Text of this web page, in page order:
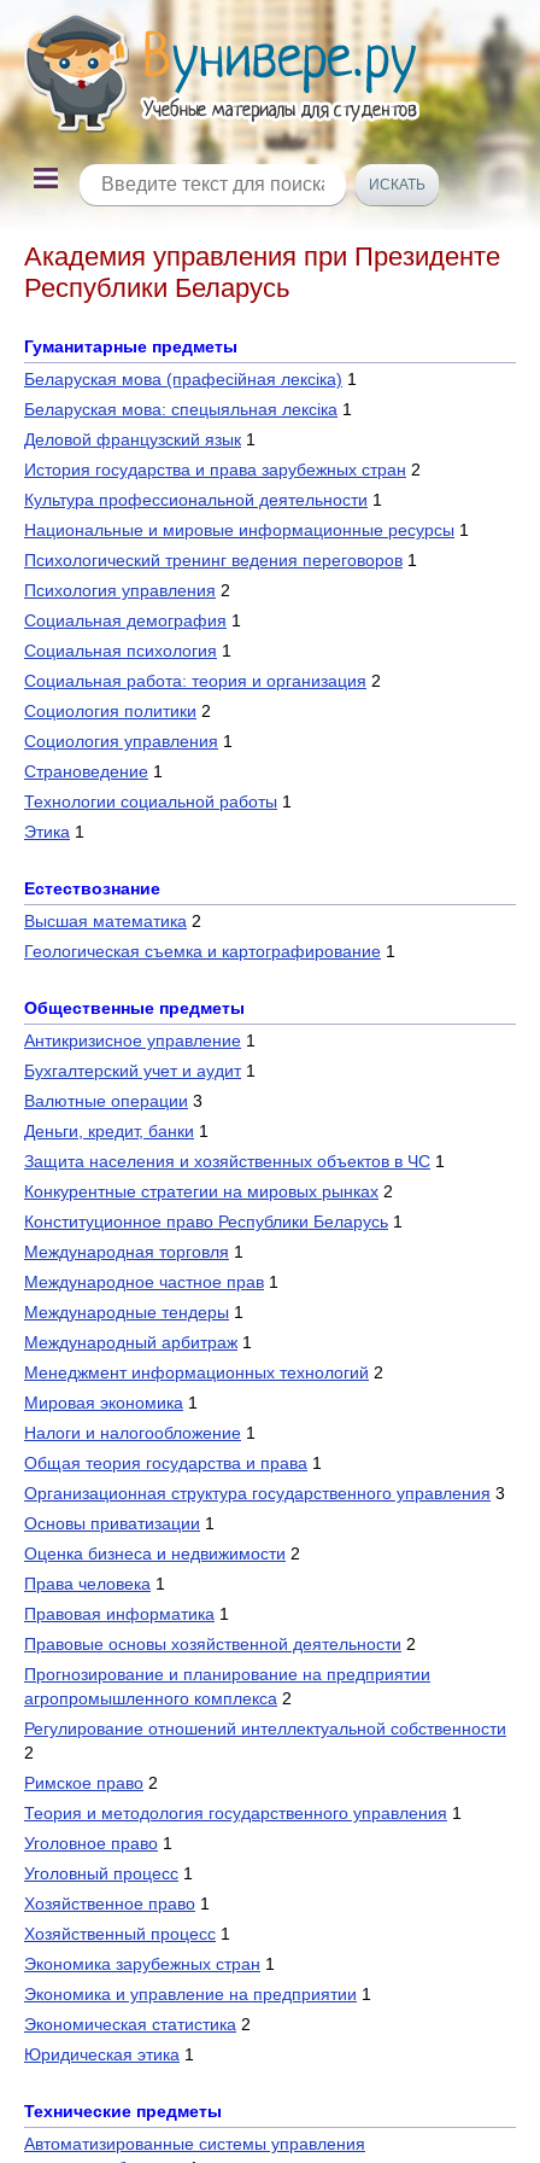
Академия управления при Президенте
Республики Беларусь
Гуманитарные предметы
Беларуская мова (прафесiйная лексіка) 1
Беларуская мова: спецыяльная лексіка 1
Деловой французский язык 1
История государства и права зарубежных стран 2
Культура профессиональной деятельности 1
Национальные и мировые информационные ресурсы 1
Психологический тренинг ведения переговоров 1
Психология управления 2
Социальная демография 1
Социальная психология 1
Социальная работа: теория и организация 2
Социология политики 2
Социология управления 1
Страноведение 1
Технологии социальной работы 1
Этика 1
Естествознание
Высшая математика 2
Геологическая съемка и картографирование 1
Общественные предметы
Антикризисное управление 1
Бухгалтерский учет и аудит 1
Валютные операции 3
Деньги, кредит, банки 1
Защита населения и хозяйственных объектов в ЧС 1
Конкурентные стратегии на мировых рынках 2
Конституционное право Республики Беларусь 1
Международная торговля 1
Международное частное прав 1
Международные тендеры 1
Международный арбитраж 1
Менеджмент информационных технологий 2
Мировая экономика 1
Налоги и налогообложение 1
Общая теория государства и права 1
Организационная структура государственного управления 3
Основы приватизации 1
Оценка бизнеса и недвижимости 2
Права человека 1
Правовая информатика 1
Правовые основы хозяйственной деятельности 2
Прогнозирование и планирование на предприятии
агропромышленного комплекса 2
Регулирование отношений интеллектуальной собственности
2
Римское право 2
Теория и методология государственного управления 1
Уголовное право 1
Уголовный процесс 1
Хозяйственное право 1
Хозяйственный процесс 1
Экономика зарубежных стран 1
Экономика и управление на предприятии 1
Экономическая статистика 2
Юридическая этика 1
Технические предметы
Автоматизированные системы управления